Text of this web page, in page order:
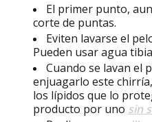
El primer punto,
corte de puntas.
Eviten lavarse el
Pueden usar agua
Cuando se lavan el
enjuagarlo este
los lípidos que lo
producto por uno sin